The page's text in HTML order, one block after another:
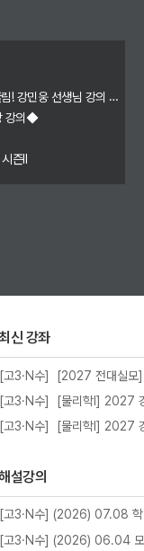
민웅 선생님 강의 PICK
강의◆
즌II
신 강좌
[고3·N수] [2027 전대실모]
[고3·N수] [물리학l] 2027
[고3·N수] [물리학I] 2027
설강의
[고3·N수] (2026) 07.08 학
[고3·N수] (2026) 06.04 모